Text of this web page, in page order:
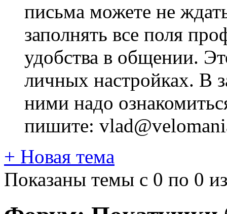
письма можете не
заполнять все поля
удобства в общении.
личных настройках. В
ними надо
пишите:
+ Новая тема
Показаны темы с 0 по 0